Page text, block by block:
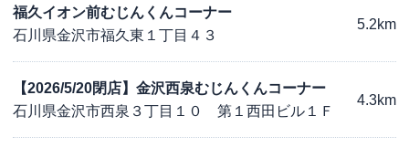
福久イオン前むじんくんコーナー
石川県金沢市福久東１丁目４３
5.2km
【2026/5/20閉店】金沢西泉むじんくんコーナー
石川県金沢市西泉３丁目１０ 第１西田ビル１Ｆ
4.3km